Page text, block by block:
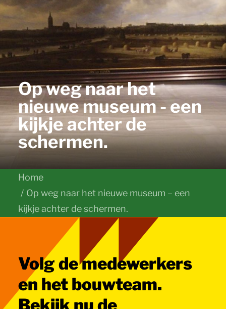
Op weg naar het
nieuwe museum - een
kijkje achter de
schermen.
Home
Op weg naar het nieuwe museum – een
kijkje achter de schermen.
Volg de medewerkers
en het bouwteam.
Bekijk nu de